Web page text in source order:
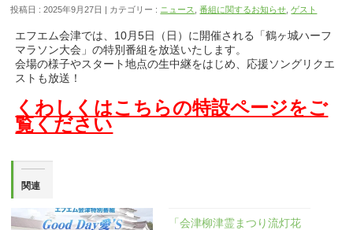
投稿日 : 2025年9月27日 カテゴリー : ニュース ,番組に関するお知らせ ,ゲスト
エフエム会津では、10月5日（日）に開催される「鶴ヶ城ハーフ
マラソン大会」の特別番組を放送いたします。
会場の様子やスタート地点の生中継をはじめ、応援ソングリクエ
ストも放送！
くわしくはこちらの特設ページをご
覧ください
関連
「会津柳津霊まつり流灯花